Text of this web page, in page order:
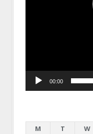
00:00
M
T W